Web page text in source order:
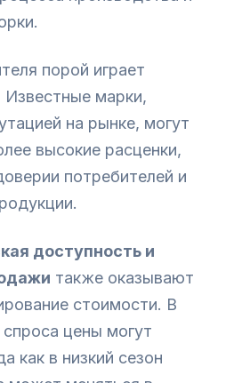
порой играет
марки,
на рынке, могут
высокие расценки,
потребителей и
доступность и
также оказывают
стоимости. В
цены могут
как в низкий сезон